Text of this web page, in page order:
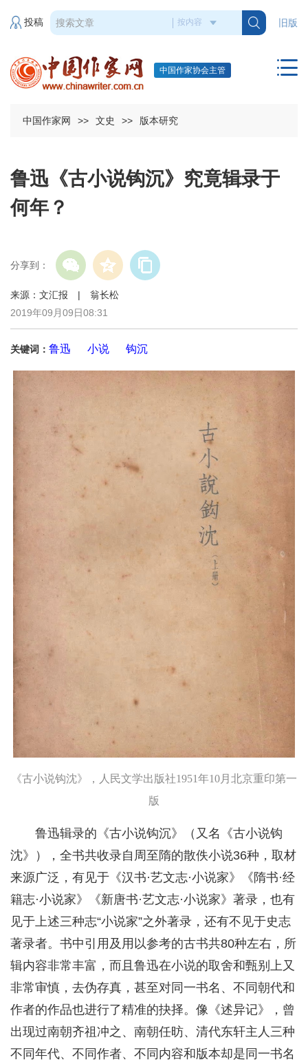
旧版
投稿
中国作家协会主管
中国作家网 >> 文史 >> 版本研究
鲁迅《古小说钩沉》究竟辑录于
何年？
分享到：
来源：文汇报 | 翁长松
2019年09月09日08:31
关键词： 鲁迅 小说 钩沉
《古小说钩沈》，人民文学出版社1951年10月北京重印第一
版
鲁迅辑录的《古小说钩沉》（又名《古小说钩
沈》），全书共收录自周至隋的散佚小说36种，取材
来源广泛，有见于《汉书·艺文志·小说家》《隋书·经
籍志·小说家》《新唐书·艺文志·小说家》著录，也有
见于上述三种志“小说家”之外著录，还有不见于史志
著录者。书中引用及用以参考的古书共80种左右，所
辑内容非常丰富，而且鲁迅在小说的取舍和甄别上又
非常审慎，去伪存真，甚至对同一书名、不同朝代和
作者的作品也进行了精准的抉择。像《述异记》，曾
出现过南朝齐祖冲之、南朝任昉、清代东轩主人三种
不同年代、不同作者、不同内容和版本却是同一书名